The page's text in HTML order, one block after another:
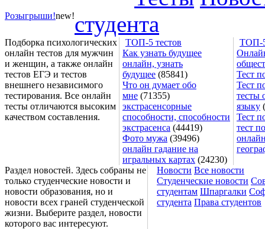
студента
Розыгрыши!new!
Подборка психологических
онлайн тестов для мужчин
и женщин, а также онлайн
тестов ЕГЭ и тестов
внешнего независимого
тестирования. Все онлайн
тесты отличаются высоким
качеством составления.
ТОП-5 тестов
ТОП-
Как узнать будущее
онлайн, узнать
будущее (85841)
Что он думает обо
мне (71355)
экстрасенсорные
способности, способности
экстрасенса (44419)
Фото мужа (39496)
онлайн гадание на
игральных картах (24230)
Тест
Тест
тесты
языку
Тест
тест
Раздел новостей. Здесь собраны не
только студенческие новости и
новости образования, но и
новости всех граней студенческой
жизни. Выберите раздел, новости
которого вас интересуют.
Новости Все новости
Студенческие новости
студентам Шпаргалки
студента Права студентов